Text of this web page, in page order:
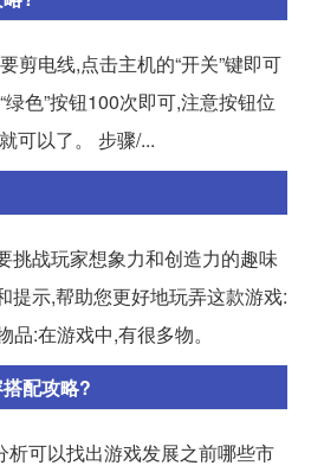
剪电线,点击主机的“开关”键即可
色”按钮100次即可,注意按钮位
可以了。 步骤/...
挑战玩家想象力和创造力的趣味
提示,帮助您更好地玩弄这款游戏:
:在游戏中,有很多物。
配攻略?
析可以找出游戏发展之前哪些市